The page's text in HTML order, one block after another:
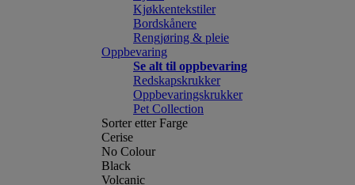
Kjøkkentekstiler
Bordskånere
Rengjøring & pleie
Oppbevaring
Se alt til oppbevaring
Redskapskrukker
Oppbevaringskrukker
Pet Collection
Sorter etter Farge
Cerise
No Colour
Black
Volcanic